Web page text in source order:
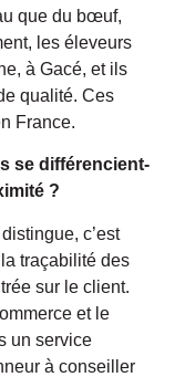
que du bœuf,
les éleveurs
à Gacé, et ils
qualité. Ces
France.
se différencient-
?
c’est
traçabilité des
sur le client.
et le
un service
à conseiller